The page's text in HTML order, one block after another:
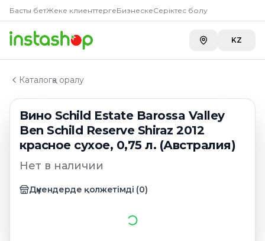
Басты бетЖеке клиенттергеБизнескеСеріктес болу
KZ
Каталогқа оралу
Вино Schild Estate Barossa Valley
Ben Schild Reserve Shiraz 2012
красное сухое, 0,75 л. (Австралия)
Нет в наличии
Дүкендерде қолжетімді (0)
Главная
Каталог
Красные вина австралии
Вино Schild Estate Barossa Valley Ben Schild Reserve